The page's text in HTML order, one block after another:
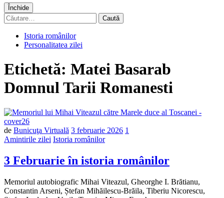
Închide
Caută
după:
Istoria românilor
Personalitatea zilei
Etichetă: Matei Basarab
Domnul Tarii Romanesti
de Bunicuţa Virtuală 3 februarie 2026 1
Amintirile zilei Istoria românilor
3 Februarie în istoria românilor
Memoriul autobiografic Mihai Viteazul, Gheorghe I. Brătianu,
Constantin Arseni, Ștefan Mihăilescu-Brăila, Tiberiu Nicorescu,